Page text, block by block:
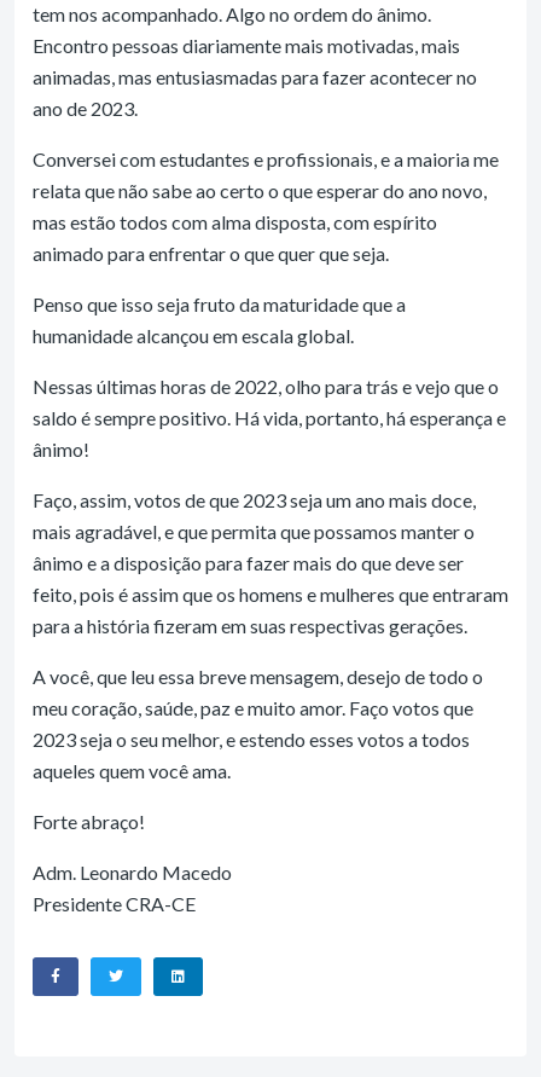
tem nos acompanhado. Algo no ordem do ânimo.
Encontro pessoas diariamente mais motivadas, mais
animadas, mas entusiasmadas para fazer acontecer no
ano de 2023.
Conversei com estudantes e profissionais, e a maioria me
relata que não sabe ao certo o que esperar do ano novo,
mas estão todos com alma disposta, com espírito
animado para enfrentar o que quer que seja.
Penso que isso seja fruto da maturidade que a
humanidade alcançou em escala global.
Nessas últimas horas de 2022, olho para trás e vejo que o
saldo é sempre positivo. Há vida, portanto, há esperança e
ânimo!
Faço, assim, votos de que 2023 seja um ano mais doce,
mais agradável, e que permita que possamos manter o
ânimo e a disposição para fazer mais do que deve ser
feito, pois é assim que os homens e mulheres que entraram
para a história fizeram em suas respectivas gerações.
A você, que leu essa breve mensagem, desejo de todo o
meu coração, saúde, paz e muito amor. Faço votos que
2023 seja o seu melhor, e estendo esses votos a todos
aqueles quem você ama.
Forte abraço!
Adm. Leonardo Macedo
Presidente CRA-CE